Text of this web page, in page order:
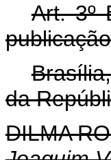
Art. 3º
da
DILMA